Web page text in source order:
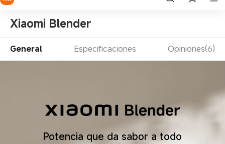
Xiaomi Blender
General Especificaciones Opiniones(6)
Potencia que da sabor a todo